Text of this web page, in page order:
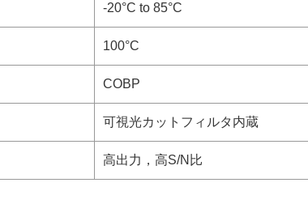
-20°C to 85°C
100°C
COBP
可視光カットフィルタ内蔵
高出力，高S/N比